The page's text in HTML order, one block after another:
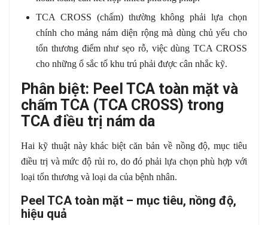
TCA CROSS (chấm) thường không phải lựa chọn
chính cho mảng nám diện rộng mà dùng chủ yếu cho
tổn thương điểm như sẹo rỗ, việc dùng TCA CROSS
cho những ổ sắc tố khu trú phải được cân nhắc kỹ.
Phân biệt: Peel TCA toàn mặt và
chấm TCA (TCA CROSS) trong
TCA điều trị nám da
Hai kỹ thuật này khác biệt căn bản về nồng độ, mục tiêu
điều trị và mức độ rủi ro, do đó phải lựa chọn phù hợp với
loại tổn thương và loại da của bệnh nhân.
Peel TCA toàn mặt – mục tiêu, nồng độ,
hiệu quả